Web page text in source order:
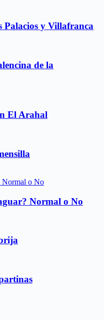
Palacios y Villafranca
de la
El Arahal
Normal o No